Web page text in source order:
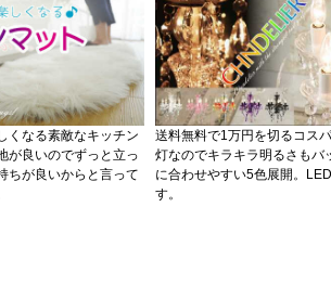
くなる素敵なキッチン
が良いのでずっと立っ
ちが良いからと言って
送料無料で1万円を切るコス
灯なのでキラキラ明るさもバ
に合わせやすい5色展開。
す。